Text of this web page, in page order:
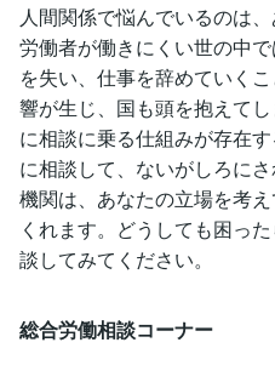
人間関係で悩んでいるのは
労働者が働きにくい世の中
を失い、仕事を辞めていく
響が生じ、国も頭を抱えて
に相談に乗る仕組みが存在
に相談して、ないがしろに
機関は、あなたの立場を考
くれます。どうしても困っ
談してみてください。
総合労働相談コーナー